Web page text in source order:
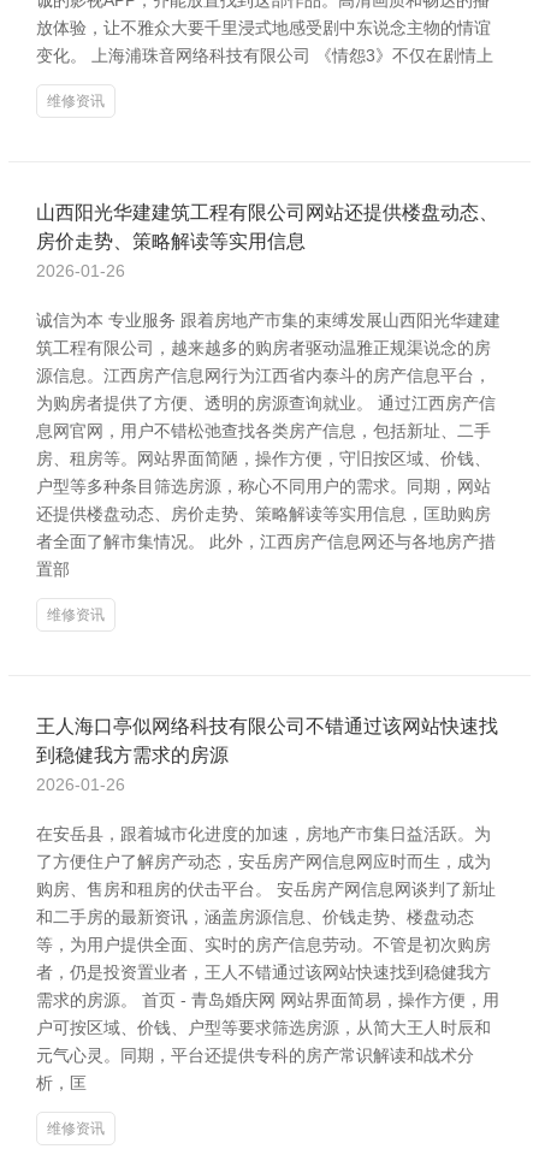
放体验，让不雅众大要千里浸式地感受剧中东说念主物的情谊
变化。 上海浦珠音网络科技有限公司 《情怨3》不仅在剧情上
维修资讯
山西阳光华建建筑工程有限公司网站还提供楼盘动态、
房价走势、策略解读等实用信息
2026-01-26
诚信为本 专业服务 跟着房地产市集的束缚发展山西阳光华建建
筑工程有限公司，越来越多的购房者驱动温雅正规渠说念的房
源信息。江西房产信息网行为江西省内泰斗的房产信息平台，
为购房者提供了方便、透明的房源查询就业。 通过江西房产信
息网官网，用户不错松弛查找各类房产信息，包括新址、二手
房、租房等。网站界面简陋，操作方便，守旧按区域、价钱、
户型等多种条目筛选房源，称心不同用户的需求。同期，网站
还提供楼盘动态、房价走势、策略解读等实用信息，匡助购房
者全面了解市集情况。 此外，江西房产信息网还与各地房产措
置部
维修资讯
王人海口亭似网络科技有限公司不错通过该网站快速找
到稳健我方需求的房源
2026-01-26
在安岳县，跟着城市化进度的加速，房地产市集日益活跃。为
了方便住户了解房产动态，安岳房产网信息网应时而生，成为
购房、售房和租房的伏击平台。 安岳房产网信息网谈判了新址
和二手房的最新资讯，涵盖房源信息、价钱走势、楼盘动态
等，为用户提供全面、实时的房产信息劳动。不管是初次购房
者，仍是投资置业者，王人不错通过该网站快速找到稳健我方
需求的房源。 首页 - 青岛婚庆网 网站界面简易，操作方便，用
户可按区域、价钱、户型等要求筛选房源，从简大王人时辰和
元气心灵。同期，平台还提供专科的房产常识解读和战术分
析，匡
维修资讯